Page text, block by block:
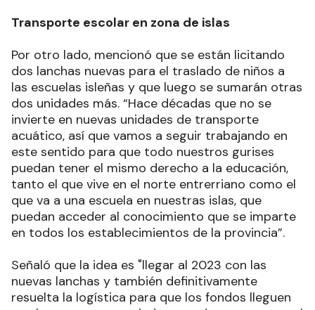
Transporte escolar en zona de islas
Por otro lado, mencionó que se están licitando
dos lanchas nuevas para el traslado de niños a
las escuelas isleñas y que luego se sumarán otras
dos unidades más. “Hace décadas que no se
invierte en nuevas unidades de transporte
acuático, así que vamos a seguir trabajando en
este sentido para que todo nuestros gurises
puedan tener el mismo derecho a la educación,
tanto el que vive en el norte entrerriano como el
que va a una escuela en nuestras islas, que
puedan acceder al conocimiento que se imparte
en todos los establecimientos de la provincia”.
Señaló que la idea es "llegar al 2023 con las
nuevas lanchas y también definitivamente
resuelta la logística para que los fondos lleguen